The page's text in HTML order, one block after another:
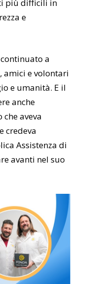
più difficili in
e
a
amici e volontari
e umanità. E il
anche
che aveva
credeva
Assistenza di
avanti nel suo